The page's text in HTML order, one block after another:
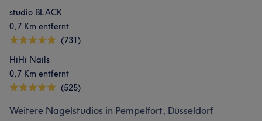
studio BLACK
0,7 Km entfernt
(731)
HiHi Nails
0,7 Km entfernt
(525)
Weitere Nagelstudios in Pempelfort, Düsseldorf